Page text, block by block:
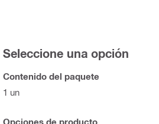
Seleccione una opción
Contenido del paquete
1 un